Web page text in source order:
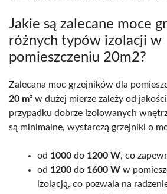
Jakie są zalecane moce
różnych typów izolacji w
pomieszczeniu 20m2?
Zalecana moc grzejników dla
20 m² w dużej mierze zależy od
przypadku dobrze izolowanych
są minimalne, wystarczą grzejniki o
od 1000 do 1200 W, co
od 1200 do 1600 W w
izolacją, co pozwala na